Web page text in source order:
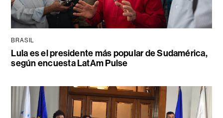
BRASIL
Lula es el presidente más popular de Sudamérica,
según encuesta LatAm Pulse